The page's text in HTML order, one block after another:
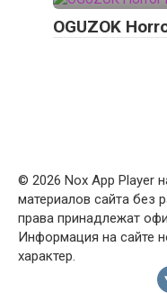
OGUZOK
© 2026 Nox App Player
материалов сайта без
права принадлежат
Информация на сайте
характер.